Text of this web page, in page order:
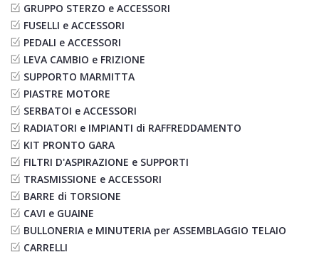
GRUPPO STERZO e ACCESSORI
FUSELLI e ACCESSORI
PEDALI e ACCESSORI
LEVA CAMBIO e FRIZIONE
SUPPORTO MARMITTA
PIASTRE MOTORE
SERBATOI e ACCESSORI
RADIATORI e IMPIANTI di RAFFREDDAMENTO
KIT PRONTO GARA
FILTRI D'ASPIRAZIONE e SUPPORTI
TRASMISSIONE e ACCESSORI
BARRE di TORSIONE
CAVI e GUAINE
BULLONERIA e MINUTERIA per ASSEMBLAGGIO TELAIO
CARRELLI